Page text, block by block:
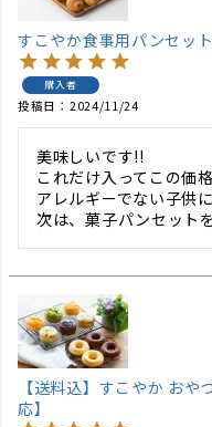
すこやか食事用パンセッ
購入者
投稿日 2024/11/24
美味しいです!!
これだけ入ってこの価
アレルギーでない子供
次は、菓子パンセット
【送料込】すこやか お
応】